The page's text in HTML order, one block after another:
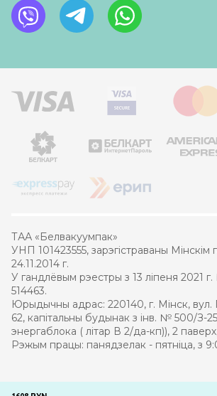
ТАА «Белвакуумпак»
УНП 101423555, зарэгістраваны Мінскім
24.11.2014 г.
У гандлёвым рэестры з 13 ліпеня 2021 г.
514463.
Юрыдычны адрас: 220140, г. Мінск, вул.
62, капітальны будынак з інв. № 500/З-
энергаблока ( літар В 2/да-кп)), 2
Рэжым працы: панядзелак - пятніца, з